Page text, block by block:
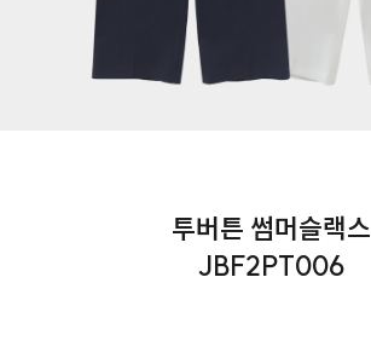
투버튼 썸머슬랙스
JBF2PT006